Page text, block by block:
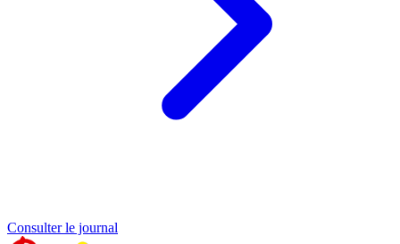
Consulter le journal